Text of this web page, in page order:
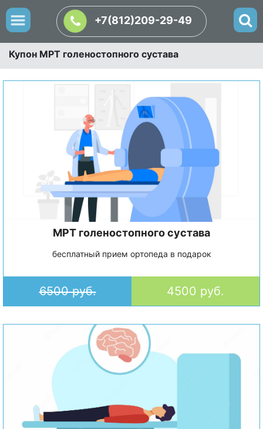
+7(812)209-29-49
Купон МРТ голеностопного сустава
МРТ голеностопного сустава
бесплатный прием ортопеда в подарок
6500 руб. 4500 руб.